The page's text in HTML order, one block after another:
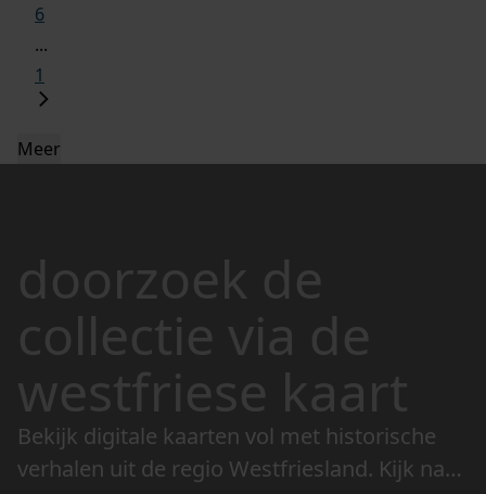
6
...
1
Meer
doorzoek de
collectie via de
westfriese kaart
Bekijk digitale kaarten vol met historische
verhalen uit de regio Westfriesland. Kijk naar